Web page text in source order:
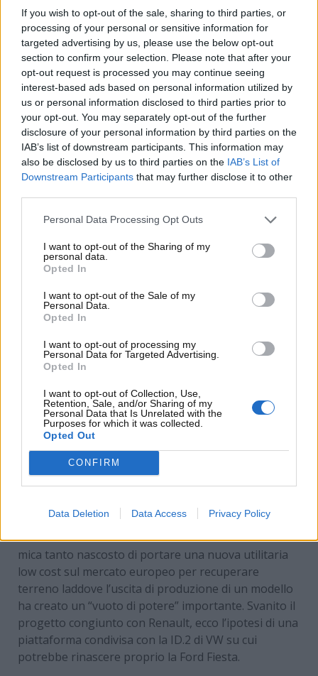
If you wish to opt-out of the sale, sharing to third parties, or
processing of your personal or sensitive information for
targeted advertising by us, please use the below opt-out
section to confirm your selection. Please note that after your
opt-out request is processed you may continue seeing
interest-based ads based on personal information utilized by
us or personal information disclosed to third parties prior to
your opt-out. You may separately opt-out of the further
disclosure of your personal information by third parties on the
IAB’s list of downstream participants. This information may
also be disclosed by us to third parties on the IAB’s List of
Downstream Participants that may further disclose it to other
Personal Data Processing Opt Outs
I want to opt-out of the Sharing of my
personal data.
Opted In
I want to opt-out of the Sale of my
Personal Data.
Opted In
I want to opt-out of processing my
Personal Data for Targeted Advertising.
Opted In
I want to opt-out of Collection, Use,
Retention, Sale, and/or Sharing of my
Personal Data that Is Unrelated with the
Purposes for which it was collected.
Opted Out
CONFIRM
Data Deletion Data Access Privacy Policy
abbia mai presentato e potrebbe invertire le sorti
del mercato di Ford soprattutto nel vecchio
continente; già, potrebbe proprio tornare lei, la
regina delle utilitarie…
Viva la Fiesta!
A partire dal 2019,Volkswagen e Fordhanno
avviato una collaborazione molto importante e
fruttuosa volta proprio ad arginare lo strapotere
delle case asiatiche ed europee rivali nel continente.
Grazie a questo accordo, sono nati tanti progetti
come Caddy e Tourneo o Amarok e Ranger, tutte
marchi. Manca però il pezzo più importante!
Ford Fiesta, il ritorno possibile (Ford Media Press) –
www.MotoriNews24.com
Fordnon ha mai fatto misterodel suo desiderio
mica tanto nascosto di portare una nuova utilitaria
low cost sul mercato europeo per recuperare
terreno laddove l’uscita di produzione di un modello
ha creato un “vuoto di potere” importante. Svanito il
progetto congiunto con Renault, ecco l’ipotesi di una
piattaforma condivisa con la ID.2 di VW su cui
potrebbe rinascere proprio la Ford Fiesta.